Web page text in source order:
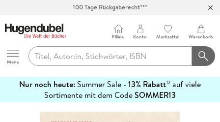
Hugendubel
Menu
Filiale Konto Merkzettel Warenkorb
Nur noch heute: Summer Sale - 13% Rabatt12 auf viele
Sortimente mit dem CodeSOMMER13
erfahren